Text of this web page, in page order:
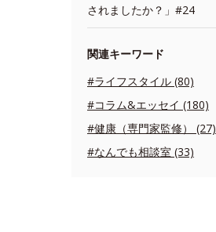
されましたか？」#24
関連キーワード
#ライフスタイル (80)
#コラム&エッセイ (180)
#健康（専門家監修） (27)
#なんでも相談室 (33)